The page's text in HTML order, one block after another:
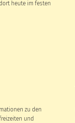
heute im festen
zu den
und